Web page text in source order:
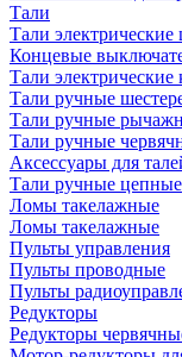
Тали
Тали
Концевые
Тали электрические
Тали ручные
Тали ручные
Тали ручные
Аксессуары для
Тали ручные цепные
Ломы такелажные
Ломы такелажные
Пульты управления
Пульты проводные
Пульты
Редукторы
Редукторы